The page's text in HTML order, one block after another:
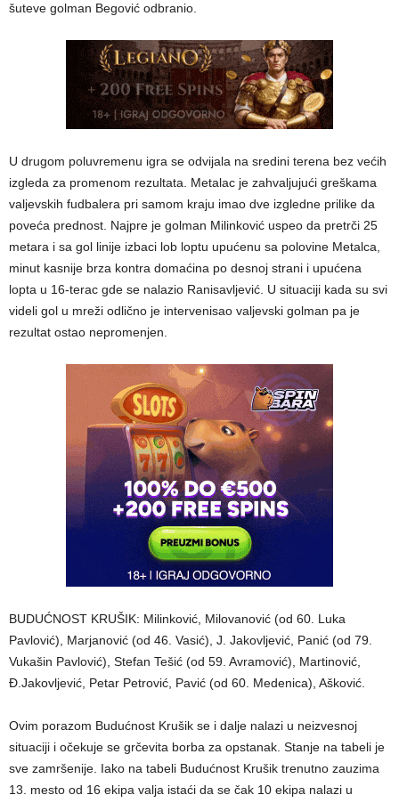
šuteve golman Begović odbranio.
U drugom poluvremenu igra se odvijala na sredini terena bez većih
izgleda za promenom rezultata. Metalac je zahvaljujući greškama
valjevskih fudbalera pri samom kraju imao dve izgledne prilike da
poveća prednost. Najpre je golman Milinković uspeo da pretrči 25
metara i sa gol linije izbaci lob loptu upućenu sa polovine Metalca,
minut kasnije brza kontra domaćina po desnoj strani i upućena
lopta u 16-terac gde se nalazio Ranisavljević. U situaciji kada su svi
videli gol u mreži odlično je intervenisao valjevski golman pa je
rezultat ostao nepromenjen.
BUDUĆNOST KRUŠIK: Milinković, Milovanović (od 60. Luka
Pavlović), Marjanović (od 46. Vasić), J. Jakovljević, Panić (od 79.
Vukašin Pavlović), Stefan Tešić (od 59. Avramović), Martinović,
Đ.Jakovljević, Petar Petrović, Pavić (od 60. Medenica), Ašković.
Ovim porazom Budućnost Krušik se i dalje nalazi u neizvesnoj
situaciji i očekuje se grčevita borba za opstanak. Stanje na tabeli je
sve zamršenije. Iako na tabeli Budućnost Krušik trenutno zauzima
13. mesto od 16 ekipa valja istaći da se čak 10 ekipa nalazi u